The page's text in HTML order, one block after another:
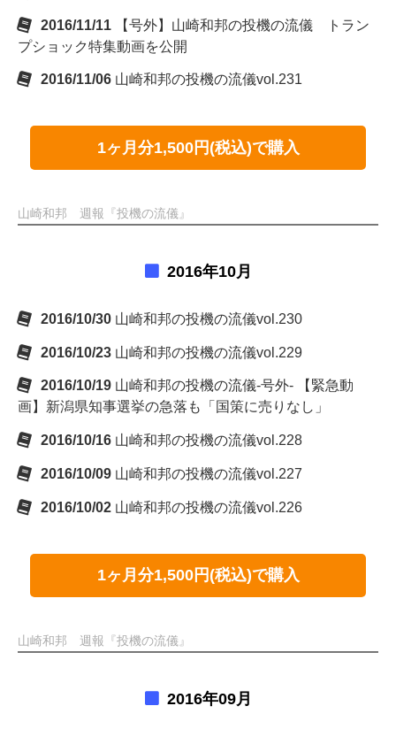
2016/11/11
【号外】山崎和邦の投機の流儀 トラン
プショック特集動画を公開
2016/11/06 山崎和邦の投機の流儀vol.231
1ヶ月分1,500円(税込)で購入
山崎和邦 週報『投機の流儀』
2016年10月
2016/10/30 山崎和邦の投機の流儀vol.230
2016/10/23 山崎和邦の投機の流儀vol.229
2016/10/19 山崎和邦の投機の流儀-号外- 【緊急動
画】新潟県知事選挙の急落も「国策に売りなし」
2016/10/16 山崎和邦の投機の流儀vol.228
2016/10/09 山崎和邦の投機の流儀vol.227
2016/10/02 山崎和邦の投機の流儀vol.226
1ヶ月分1,500円(税込)で購入
山崎和邦 週報『投機の流儀』
2016年09月